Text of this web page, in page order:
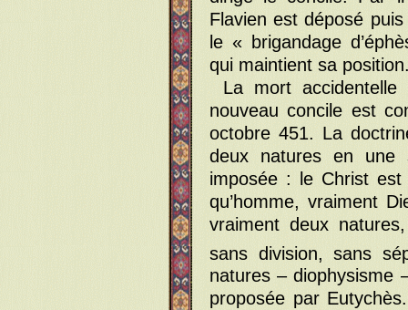
Flavien est déposé
le « brigandage
qui maintient sa
La mort accidentelle
nouveau concile est
octobre 451. La
deux natures en une
imposée : le Christ
qu’homme, vraiment
vraiment deux
sans division, sans
natures – diophysisme
proposée par